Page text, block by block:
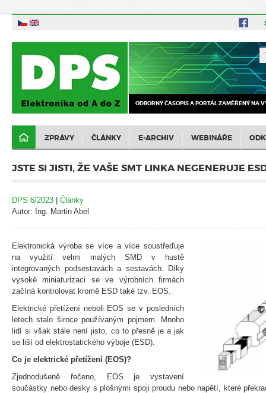
ODBORNÝ ČASOPIS A PORTÁL ZAMĚŘENÝ NA
ZPRÁVY ČLÁNKY E-ARCHIV WEBINÁŘE
JSTE SI JISTI, ŽE VAŠE SMT LINKA NEGENERUJE
DPS 6/2023 | Články
Autor: Ing. Martin Abel
Elektronická výroba se více a více soustřeďuje
na využití velmi malých SMD v hustě
integrovaných podsestavách a sestavách. Díky
vysoké miniaturizaci se ve výrobních firmách
začíná kontrolovat kromě ESD také tzv. EOS.
Elektrické přetížení neboli EOS se v posledních
letech stalo široce používaným pojmem. Mnoho
lidí si však stále není jisto, co to přesně je a jak
se liší od elektrostatického výboje (ESD).
Co je elektrické přetížení (EOS)?
Zjednodušeně řečeno, EOS je vystavení
součástky nebo desky s plošnými spoji proudu nebo napětí, které